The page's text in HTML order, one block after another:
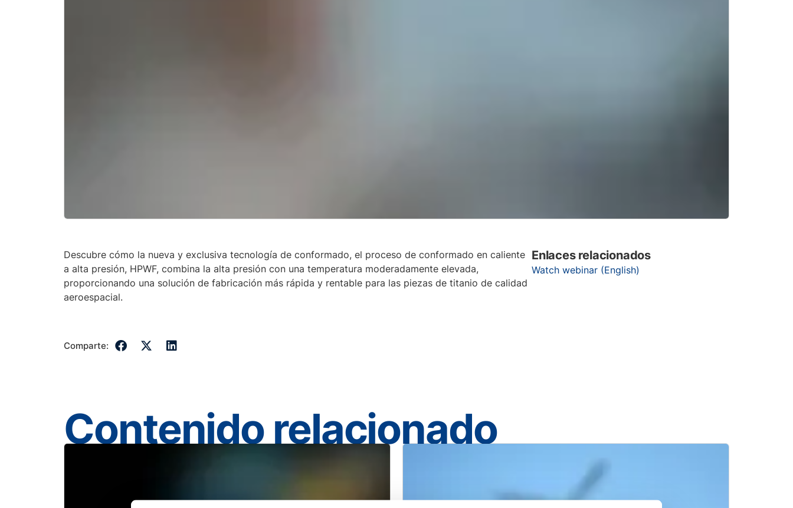
Descubre cómo la nueva y exclusiva tecnología de conformado, el proceso de conformado en caliente
a alta presión, HPWF, combina la alta presión con una temperatura moderadamente elevada,
proporcionando una solución de fabricación más rápida y rentable para las piezas de titanio de calidad
aeroespacial.
Enlaces relacionados
Watch webinar (English)
Comparte:
Contenido relacionado